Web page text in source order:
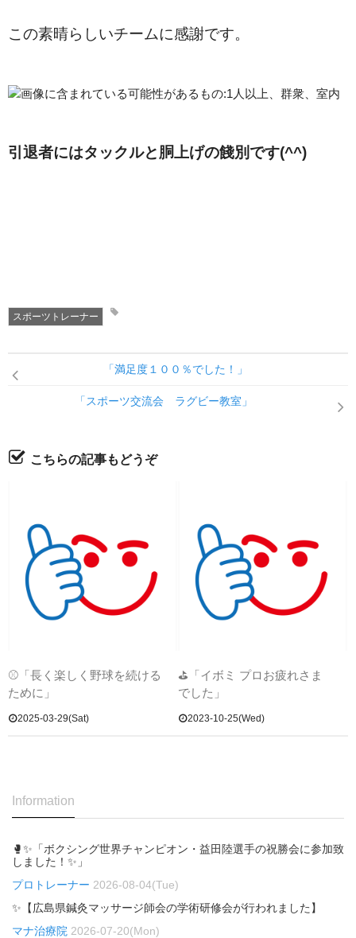
この素晴らしいチームに感謝です。
引退者にはタックルと胴上げの餞別です(^^)
スポーツトレーナー
「満足度１００％でした！」
「スポーツ交流会 ラグビー教室」
こちらの記事もどうぞ
⚾「長く楽しく野球を続ける
ために」
2025-03-29(Sat)
⛳「イボミ プロお疲れさま
でした」
2023-10-25(Wed)
Information
🥊✨「ボクシング世界チャンピオン・益田陸選手の祝勝会に参加致
しました！✨」
プロトレーナー 2026-08-04(Tue)
✨【広島県鍼灸マッサージ師会の学術研修会が行われました】
マナ治療院 2026-07-20(Mon)